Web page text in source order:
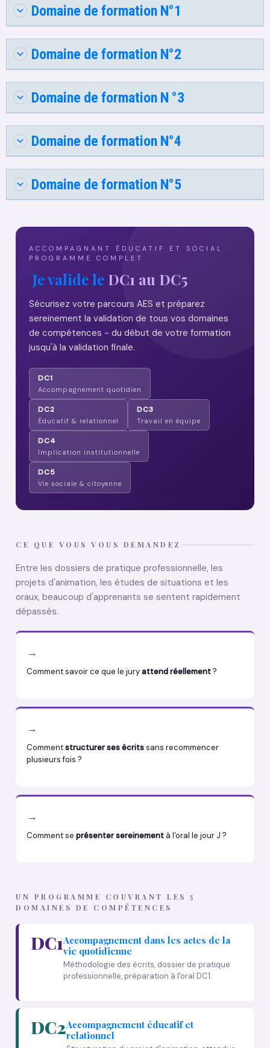
Domaine de formation N°1
Domaine de formation N°2
Domaine de formation N °3
Domaine de formation N°4
Domaine de formation N°5
ACCOMPAGNANT ÉDUCATIF ET SOCIAL ·
PROGRAMME COMPLET
Je valide le DC1 au DC5
Sécurisez votre parcours AES et préparez
sereinement la validation de tous vos domaines
de compétences - du début de votre formation
jusqu'à la validation finale.
DC1
Accompagnement quotidien
DC2
Éducatif & relationnel
DC3
Travail en équipe
DC4
Implication institutionnelle
DC5
Vie sociale & citoyenne
CE QUE VOUS VOUS DEMANDEZ
Entre les dossiers de pratique professionnelle, les
projets d'animation, les études de situations et les
oraux, beaucoup d'apprenants se sentent rapidement
dépassés.
→
Comment savoir ce que le juryattend réellement?
→
Commentstructurer ses écritssans recommencer
plusieurs fois ?
→
Comment se présenter sereinement à l'oral le jour J ?
UN PROGRAMME COUVRANT LES 5
DOMAINES DE COMPÉTENCES
DC1Accompagnement dans les actes de la
vie quotidienne
Méthodologie des écrits, dossier de pratique
professionnelle, préparation à l'oral DC1.
DC2Accompagnement éducatif et
relationnel